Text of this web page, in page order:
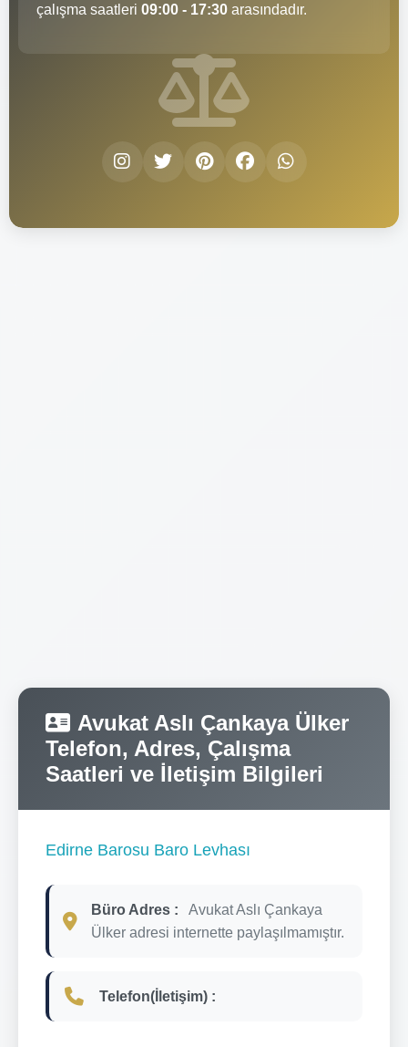
çalışma saatleri 09:00 - 17:30 arasındadır.
Avukat Aslı Çankaya Ülker
Telefon, Adres, Çalışma
Saatleri ve İletişim Bilgileri
Edirne Barosu Baro Levhası
Büro Adres :
Avukat Aslı Çankaya
Ülker adresi internette paylaşılmamıştır.
Telefon(İletişim) :